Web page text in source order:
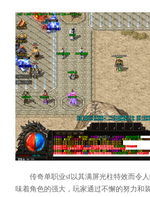
传奇单职业sf以其满屏光柱特效而令
味着角色的强大，玩家通过不懈的努力和